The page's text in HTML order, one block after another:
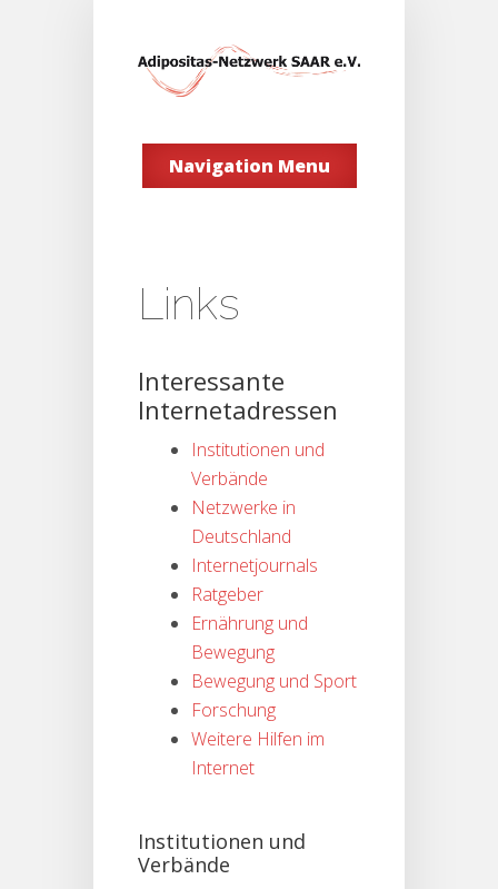
Navigation Menu
Links
Interessante
Internetadressen
Institutionen und
Verbände
Netzwerke in
Deutschland
Internetjournals
Ratgeber
Ernährung und
Bewegung
Bewegung und Sport
Forschung
Weitere Hilfen im
Internet
Institutionen und
Verbände